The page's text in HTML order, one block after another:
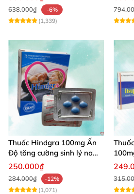
638.000₫
-6%
(1,339)
Thuốc Hindgra 100mg Ấn
Độ tăng cường sinh lý nam
chống xuất tinh
250.000₫
284.000₫
-12%
(1,071)
thời